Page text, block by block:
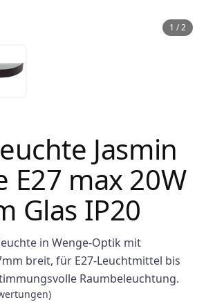
1 /2
Jasmin
E27 max 20W
Glas IP20
in Wenge-Optik mit
breit, für E27-Leuchtmittel bis
Raumbeleuchtung.
)